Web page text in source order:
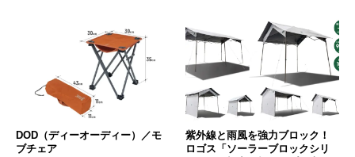
DOD（ディーオーディー）／モ
ブチェア
紫外線と雨風を強力ブロック！
ロゴス「ソーラーブロックシリ